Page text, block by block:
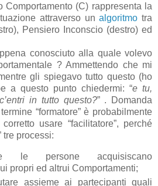
Comportamento (C) rappresenta la
attraverso unalgoritmo tra
Pensiero Inconscio (destro) ed
conosciuto alla quale volevo
? Ammettendo che mi
gli spiegavo tutto questo (ho
a questo punto chiedermi: “e tu,
in tutto questo?” . Domanda
“formatore” è probabilmente
usare “facilitatore”, perché
tre processi:
le persone acquisiscano
propri ed altrui Comportamenti;
assieme ai partecipanti quali